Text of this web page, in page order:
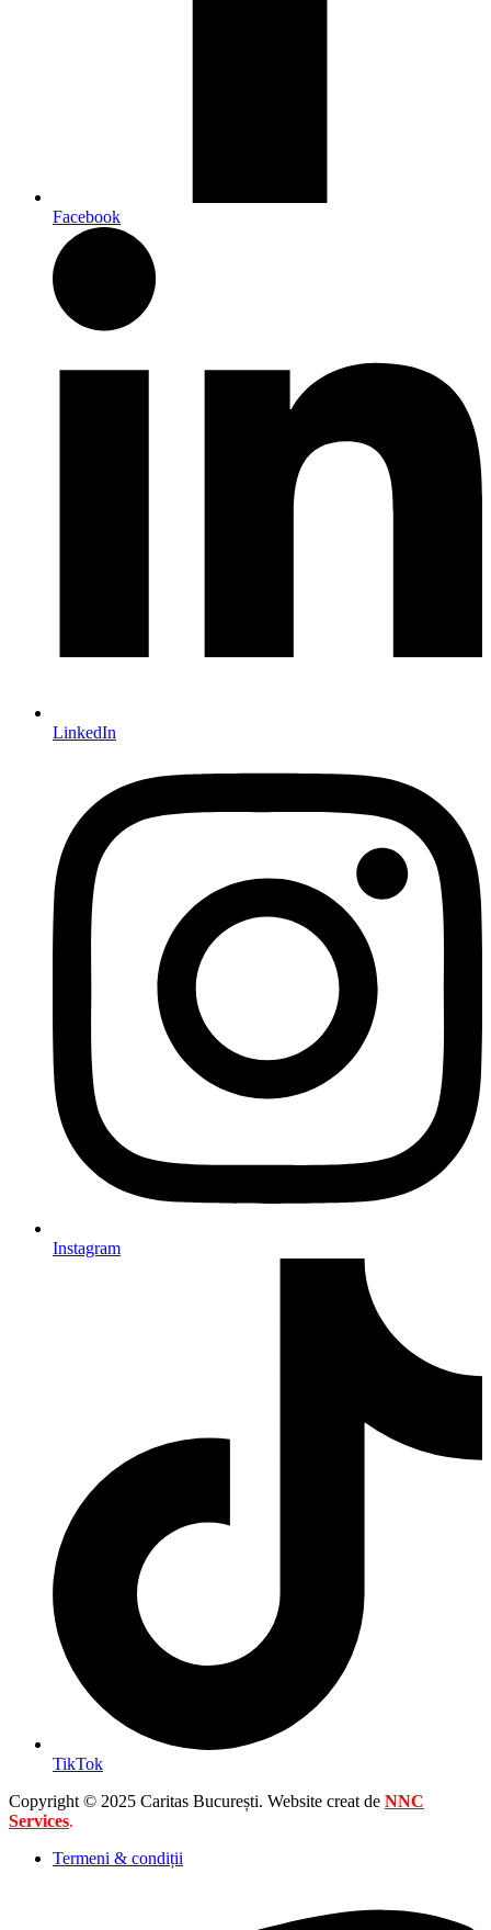
Facebook
LinkedIn
Instagram
TikTok
Copyright © 2025 Caritas București. Website creat de NNC
Services.
Termeni & condiții